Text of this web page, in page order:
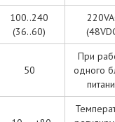
100..240
(36..60)
50
При
одного